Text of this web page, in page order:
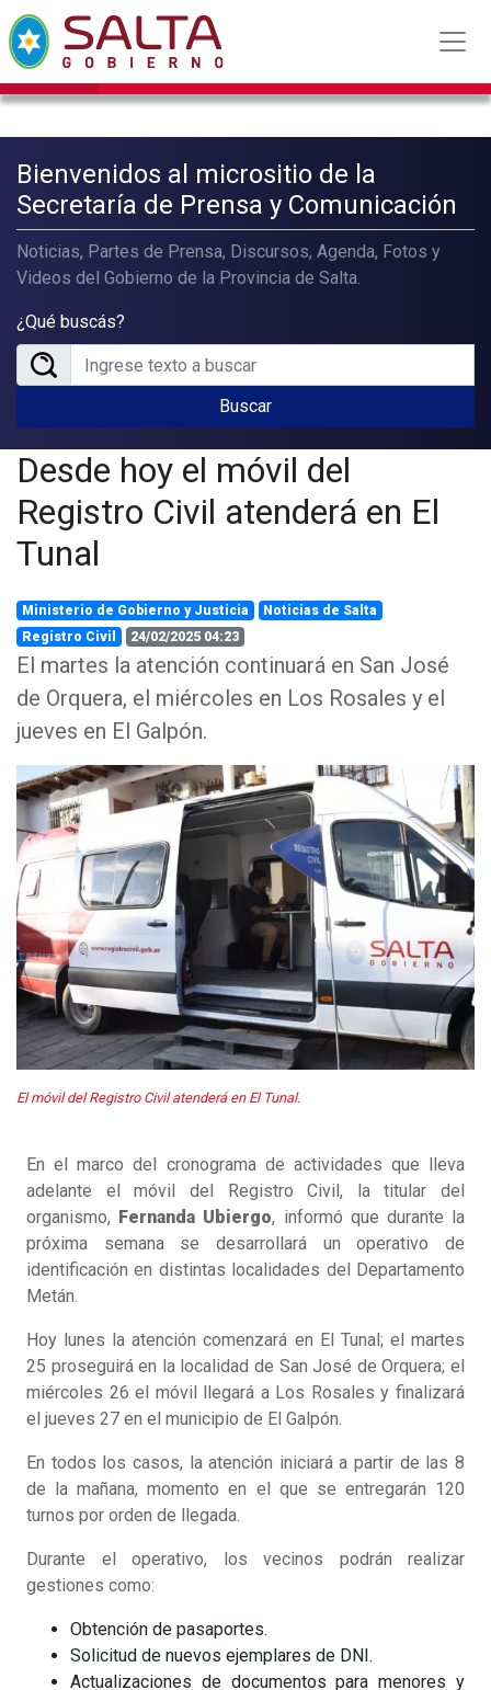
Bienvenidos al micrositio de la
Secretaría de Prensa y Comunicación
Noticias, Partes de Prensa, Discursos, Agenda, Fotos y
Videos del Gobierno de la Provincia de Salta.
¿Qué buscás?
Buscar
Desde hoy el móvil del
Registro Civil atenderá en El
Tunal
Ministerio de Gobierno y Justicia
Noticias de Salta
Registro Civil
24/02/2025 04:23
El martes la atención continuará en San José
de Orquera, el miércoles en Los Rosales y el
jueves en El Galpón.
El móvil del Registro Civil atenderá en El Tunal.
En el marco del cronograma de actividades que lleva
adelante el móvil del Registro Civil, la titular del
organismo, Fernanda Ubiergo, informó que durante la
próxima semana se desarrollará un operativo de
identificación en distintas localidades del Departamento
Metán.
Hoy lunes la atención comenzará en El Tunal; el martes
25 proseguirá en la localidad de San José de Orquera; el
miércoles 26 el móvil llegará a Los Rosales y finalizará
el jueves 27 en el municipio de El Galpón.
En todos los casos, la atención iniciará a partir de las 8
de la mañana, momento en el que se entregarán 120
turnos por orden de llegada.
Durante el operativo, los vecinos podrán realizar
gestiones como:
Obtención de pasaportes.
Solicitud de nuevos ejemplares de DNI.
Actualizaciones de documentos para menores y